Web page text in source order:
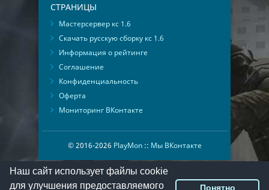
СТРАНИЦЫ
Мастерсервер кс 1.6
Скачать русскую сборку кс 1.6
Информация о рейтинге
Соглашение
Конфиденциальность
Оферта
Мониторинг ВКонтакте
© 2016-2026 PlayMon:: Мы ВКонтакте
Наш сайт использует файлы cookie
для улучшения предоставляемого
Понятно